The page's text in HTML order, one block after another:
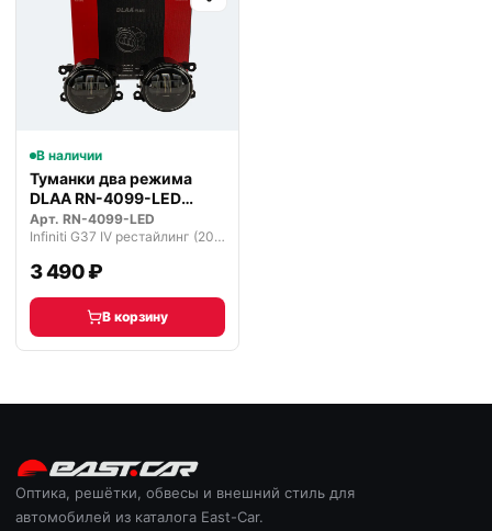
В наличии
Туманки два режима
DLAA RN-4099-LED
светодиодные
Арт. RN-4099-LED
Infiniti G37 IV рестайлинг (2006—2013)
3 490 ₽
В корзину
Оптика, решётки, обвесы и внешний стиль для
автомобилей из каталога East-Car.